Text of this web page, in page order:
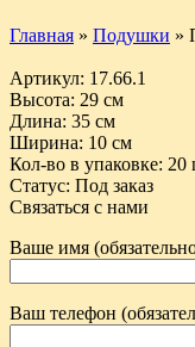
Главная » Подушки »
Артикул: 17.66.1
Высота: 29 см
Длина: 35 см
Ширина: 10 см
Кол-во в упаковке: 20
Статус: Под заказ
Связаться с нами
Ваше имя
Ваш телефон